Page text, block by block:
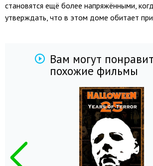
становятся ещё более напряжёнными,
утверждать, что в этом доме обитает
Вам могут
похожие фильмы